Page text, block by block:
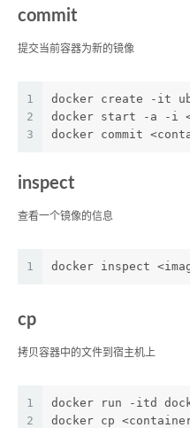
commit
提交当前容器为新的镜像
1
2
3
docker create -it
docker start -a -i
docker commit
inspect
查看一个镜像的信息
1 docker inspect
cp
拷贝容器中的文件到宿主机上
1
2
docker run -itd
docker cp